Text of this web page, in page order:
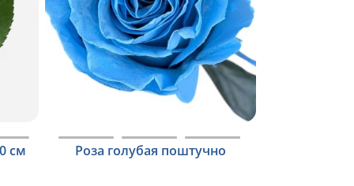
см Роза голубая поштучно